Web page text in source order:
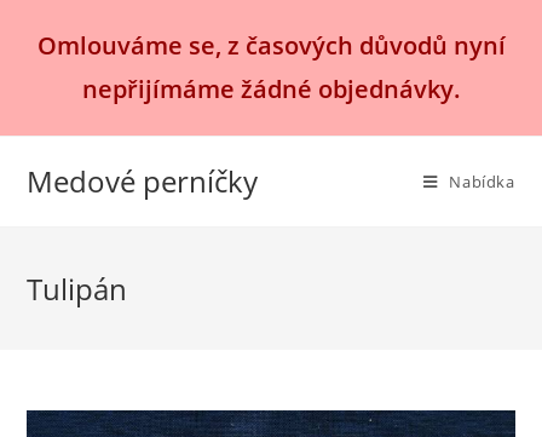
Omlouváme se, z časových důvodů nyní
nepřijímáme žádné objednávky.
Medové perníčky Nabídka
Tulipán